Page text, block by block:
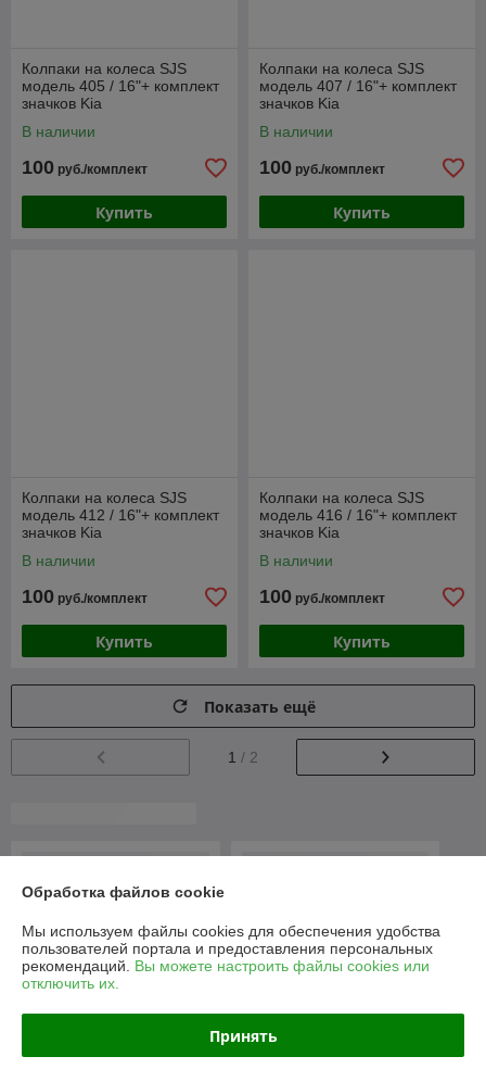
Колпаки на колеса SJS
модель 405 / 16"+ комплект
значков Kia
В наличии
100 руб./комплект
Купить
Колпаки на колеса SJS
модель 407 / 16"+ комплект
значков Kia
В наличии
100 руб./комплект
Купить
Колпаки на колеса SJS
модель 412 / 16"+ комплект
значков Kia
В наличии
100 руб./комплект
Купить
Колпаки на колеса SJS
модель 416 / 16"+ комплект
значков Kia
В наличии
100 руб./комплект
Купить
Показать ещё
1 / 2
100% положительных из 30 отзывов за год
Компания продает наDeal.by
Работает с 03.04.2018
г. Минск
ул. Лещинского, д. 14а, 3 этаж, пав. 348, Минск, Беларусь
Обработка файлов cookie
Мы используем файлы cookies для обеспечения удобства
пользователей портала и предоставления персональных
рекомендаций. Вы можете настроить файлы cookies или
отключить их.
Принять